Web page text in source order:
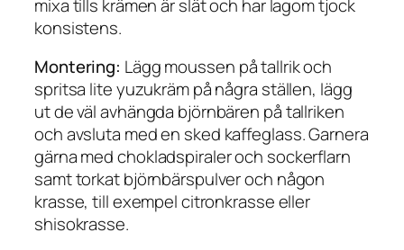
mixa tills krämen är slät och har lagom tjock
konsistens.
Montering: Lägg moussen på tallrik och
spritsa lite yuzukräm på några ställen, lägg
ut de väl avhängda björnbären på tallriken
och avsluta med en sked kaffeglass. Garnera
gärna med chokladspiraler och sockerflarn
samt torkat björnbärspulver och någon
krasse, till exempel citronkrasse eller
shisokrasse.